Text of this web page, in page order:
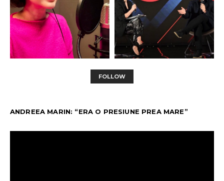
FOLLOW
ANDREEA MARIN: “ERA O PRESIUNE PREA MARE”